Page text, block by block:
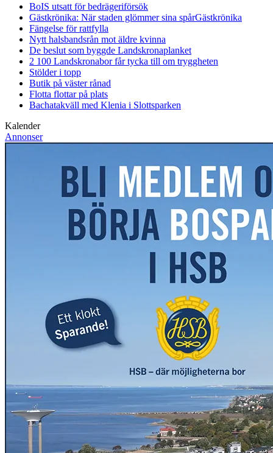
BoIS utsatt för bedrägeriförsök
Gästkrönika: När staden glömmer sina spårGästkrönika
Fängelse för rattfylla
Nytt halsbandsrån mot äldre kvinna
De beslut som byggde Landskronaplanket
2 100 Landskronabor får tycka till om tryggheten
Stölder i topp
Butik på väster rånad
Flotta flottar på plats
Bachatakväll med Klenia i Slottsparken
Kalender
Annonser